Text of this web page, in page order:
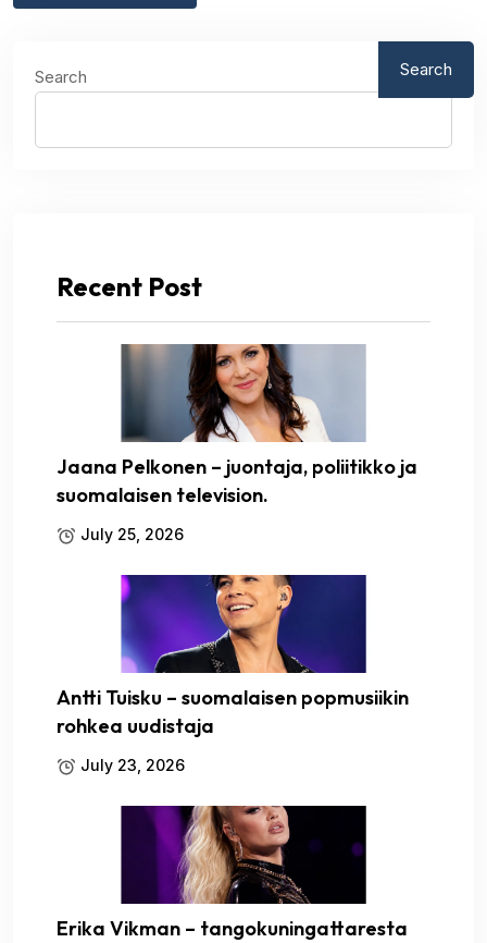
Search Search
Recent Post
Jaana Pelkonen – juontaja, poliitikko ja
suomalaisen television.
July 25, 2026
Antti Tuisku – suomalaisen popmusiikin
rohkea uudistaja
July 23, 2026
Erika Vikman – tangokuningattaresta